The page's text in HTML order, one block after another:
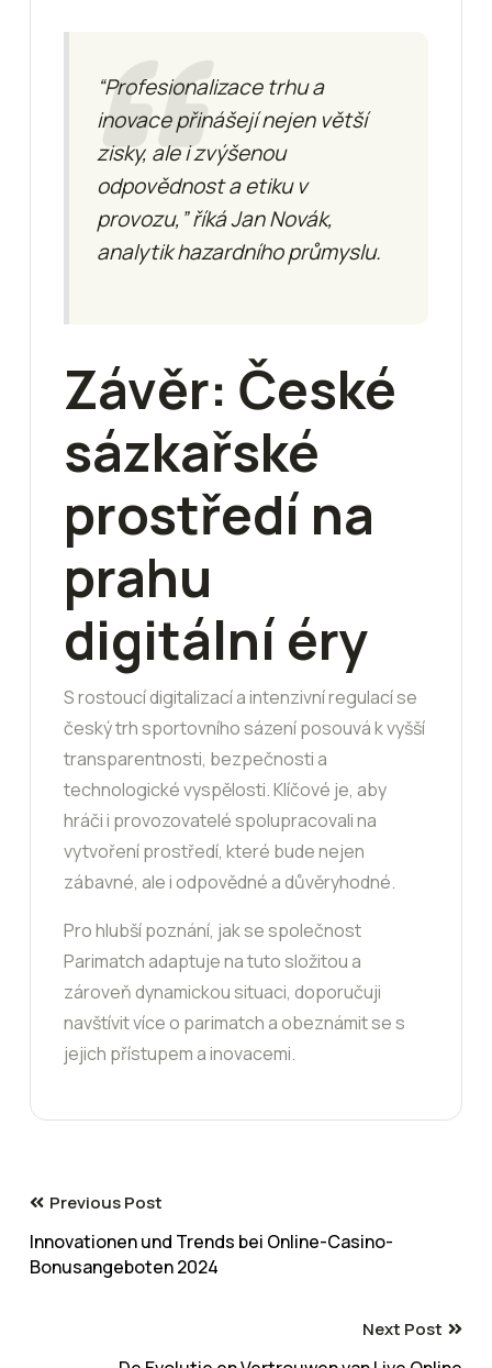
“Profesionalizace trhu a
inovace přinášejí nejen větší
zisky, ale i zvýšenou
odpovědnost a etiku v
provozu,” říká Jan Novák,
analytik hazardního průmyslu.
Závěr: České
sázkařské
prostředí na
prahu
digitální éry
S rostoucí digitalizací a intenzivní regulací se
český trh sportovního sázení posouvá k vyšší
transparentnosti, bezpečnosti a
technologické vyspělosti. Klíčové je, aby
hráči i provozovatelé spolupracovali na
vytvoření prostředí, které bude nejen
zábavné, ale i odpovědné a důvěryhodné.
Pro hlubší poznání, jak se společnost
Parimatch adaptuje na tuto složitou a
zároveň dynamickou situaci, doporučuji
navštívit více o parimatch a obeznámit se s
jejich přístupem a inovacemi.
Previous Post
Innovationen und Trends bei Online-Casino-
Bonusangeboten 2024
Next Post